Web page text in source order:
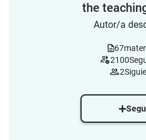
the
Autor/a
67
2100
2